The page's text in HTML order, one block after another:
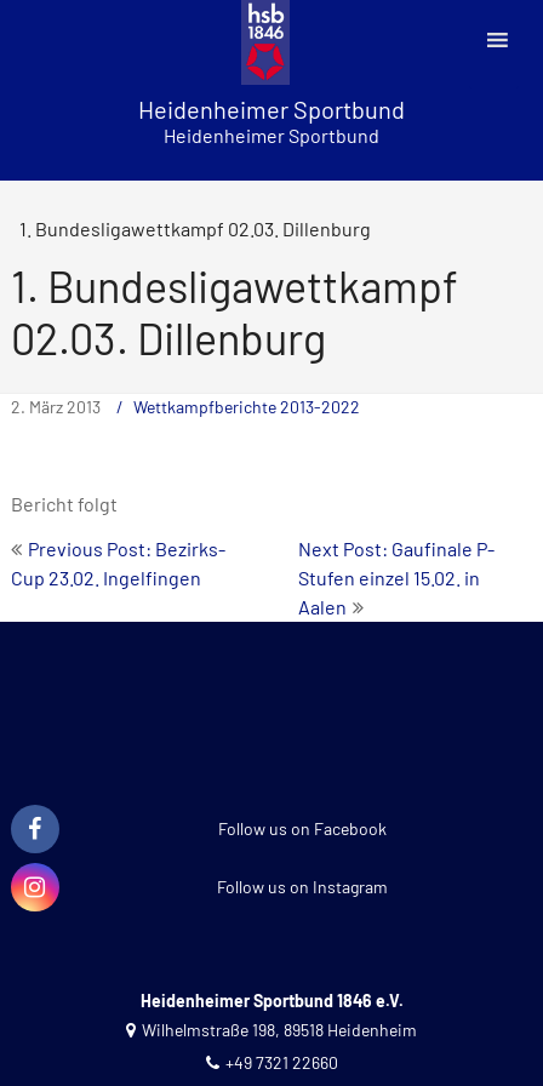
Heidenheimer Sportbund
Heidenheimer Sportbund
1. Bundesligawettkampf 02.03. Dillenburg
1. Bundesligawettkampf
02.03. Dillenburg
2. März 2013 Wettkampfberichte 2013-2022
Bericht folgt
Beitrags-
Navigation
Previous Post: Bezirks-
Cup 23.02. Ingelfingen
Next Post: Gaufinale P-
Stufen einzel 15.02. in
Aalen
Follow us on Facebook
Follow us on Instagram
Heidenheimer Sportbund 1846 e.V.
Wilhelmstraße 198, 89518 Heidenheim
+49 7321 22660